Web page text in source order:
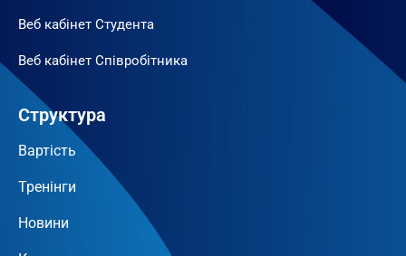
Веб кабінет Студента
Веб кабінет Співробітника
Структура
Вартість
Тренінги
Новини